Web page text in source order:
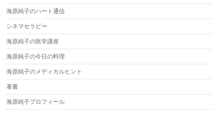
海原純子のハート通信
シネマセラピー
海原純子の医学講座
海原純子の今日の料理
海原純子のメディカルヒント
著書
海原純子プロフィール